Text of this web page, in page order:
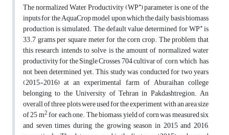
The normalized Water Productivity (WP*) parameter is one of the
inputs for the AquaCrop model upon which the daily basis biomass
production is simulated. The default value determined for WP*is
33.7 grams per square meter for the corn crop. The problem that
this research intends to solve is the amount of normalized water
productivity for the Single Crosses 704 cultivar of corn, which has
not been determined yet. This study was conducted for two years
(2015-2016) at an experimental farm of Aburaihan college
belonging to the University of Tehran in Pakdashtregion. An
overall of three plots were used for the experiment with an area size
of 25 m2for each one. The biomass yield of corn was measured six
and seven times during the growing season in 2015 and 2016,